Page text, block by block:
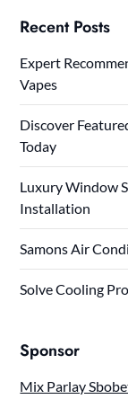
Recent Posts
Expert
Vapes
Discover
Today
Luxury Window
Installation
Samons Air
Solve Cooling
Sponsor
Mix Parlay